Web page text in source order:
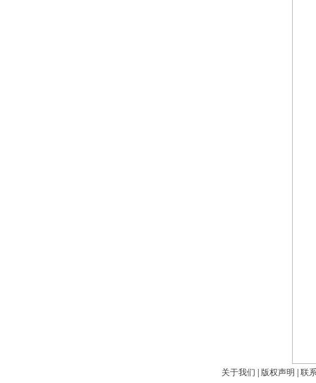
关于我们 版权声明 联